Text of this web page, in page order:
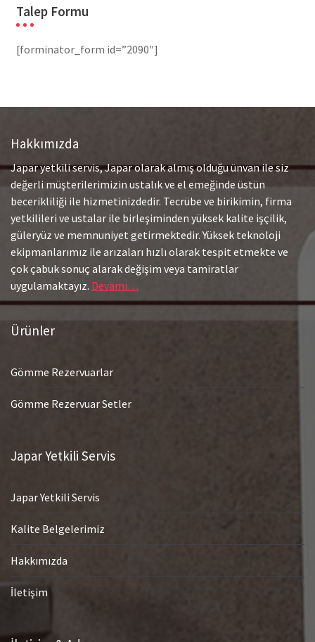
Talep Formu
[forminator_form id=”2090″]
Hakkımızda
Japar yetkili servis, Japar olarak almış olduğu ünvan ile siz
değerli müşterilerimizin ustalık ve el emeğinde üstün
becerikliliği ile hizmetinizdedir. Tecrübe ve birikimin, firma
yetkilileri ve ustalar ile birleşiminden yüksek kalite işçilik,
güleryüz ve memnuniyet getirmektedir. Yüksek teknoloji
ekipmanlarımız ile arızaları hızlı olarak tespit etmekte ve
çok çabuk sonuç alarak değişim veya tamiratlar
uygulamaktayız. Devamı…
Ürünler
Gömme Rezervuarlar
Gömme Rezervuar Setler
Japar Yetkili Servis
Japar Yetkili Servis
Kalite Belgelerimiz
Hakkımızda
İletişim